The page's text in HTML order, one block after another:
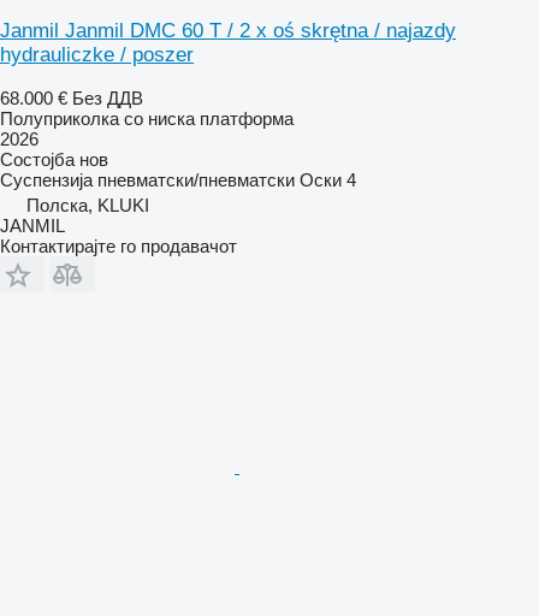
Janmil Janmil DMC 60 T / 2 x oś skrętna / najazdy
hydrauliczke / poszer
68.000 € Без ДДВ
Полуприколка со ниска платформа
2026
Состојба нов
Суспензија пневматски/пневматски Оски 4
Полска, KLUKI
JANMIL
Контактирајте го продавачот